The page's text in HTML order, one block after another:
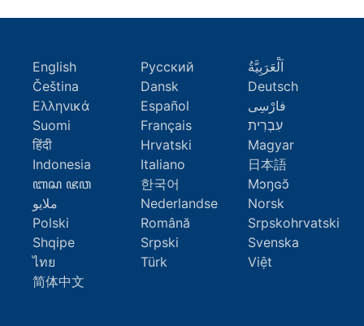
English Русский
اَلْعَرَبِيَّةُ
Čeština
Dansk
Deutsch
Ελληνικά
Español
فارْسِى
Suomi
Français
עִבְרִית
हिंदी
Hrvatski
Magyar
Indonesia
Italiano
日本語
ꦧꦱ ꦗꦮ
한국어
Mɔŋɢɔ̆
ملايو
Nederlandse
Norsk
Polski
Română
Srpskohrvatski
Shqipe
Srpski
Svenska
ไทย
Türk
Việt
简体中文